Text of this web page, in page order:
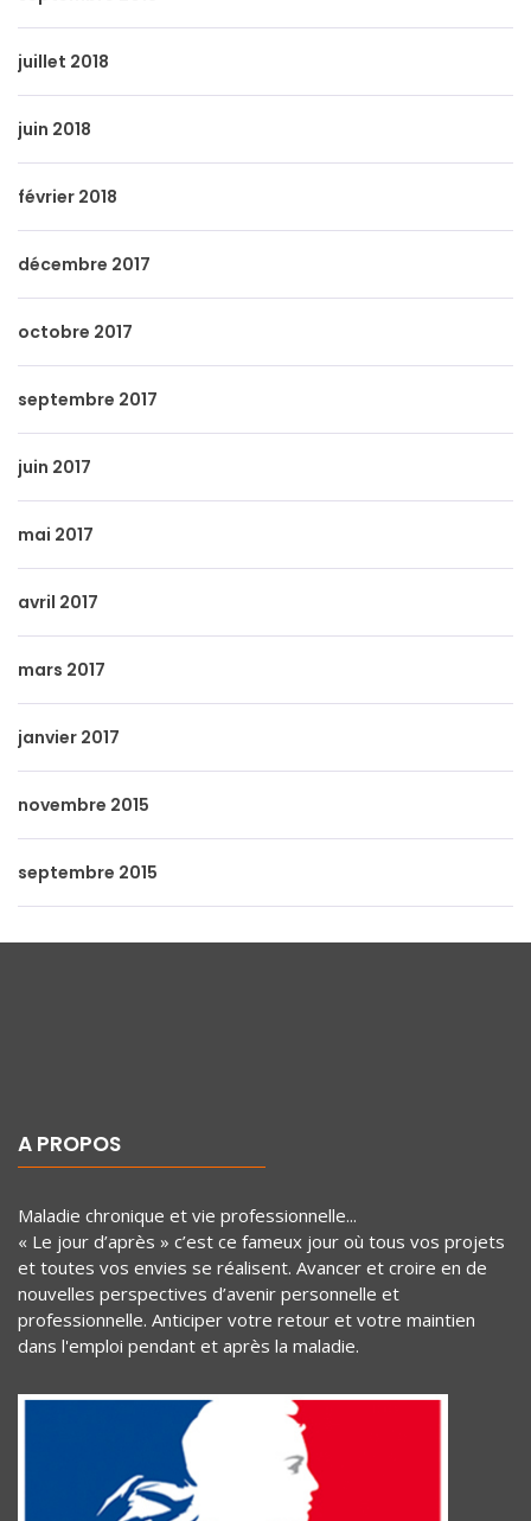
juillet 2018
juin 2018
février 2018
décembre 2017
octobre 2017
septembre 2017
juin 2017
mai 2017
avril 2017
mars 2017
janvier 2017
novembre 2015
septembre 2015
A PROPOS
Maladie chronique et vie professionnelle...
« Le jour d’après » c’est ce fameux jour où tous vos projets
et toutes vos envies se réalisent. Avancer et croire en de
nouvelles perspectives d’avenir personnelle et
professionnelle. Anticiper votre retour et votre maintien
dans l'emploi pendant et après la maladie.